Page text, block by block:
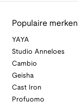
Populaire merken
YAYA
Studio Anneloes
Cambio
Geisha
Cast Iron
Profuomo